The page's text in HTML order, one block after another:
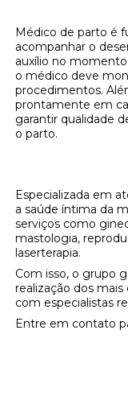
Médico de parto é
acompanhar o
auxílio no
o médico deve
procedimentos.
prontamente em
garantir qualidade
o parto.
Especializada em
a saúde íntima da
serviços como
mastologia,
laserterapia.
Com isso, o grupo
realização dos
com especialistas
Entre em contato